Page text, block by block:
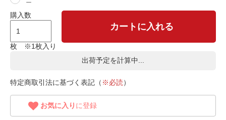
購入数
枚 ※1枚入り
カートに入れる
出荷予定を計算中...
特定商取引法に基づく表記（ ※必読）
お気に入り に登録